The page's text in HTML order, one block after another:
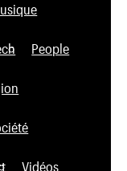
People
Vidéos